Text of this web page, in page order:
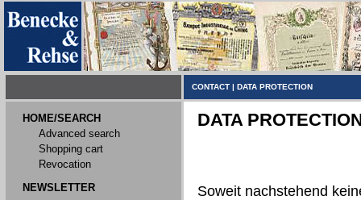
CONTACT | DATA PROTECTION
HOME/SEARCH
Advanced search
Shopping cart
Revocation
NEWSLETTER
DATA
Soweit nachstehend